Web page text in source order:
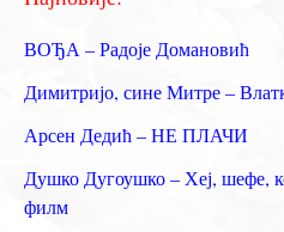
р
а
г
а
з
ВОЂА – Радоје Домановић
Димитријо, сине Митре –
Арсен Дедић – НЕ ПЛАЧИ
Душко Дугоушко – Хеј, шефе,
филм